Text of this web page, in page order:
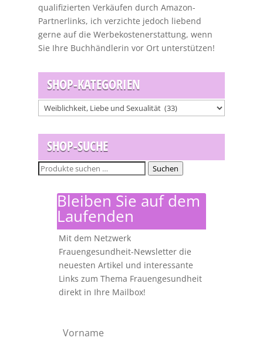
qualifizierten Verkäufen durch Amazon-
Partnerlinks, ich verzichte jedoch liebend
gerne auf die Werbekostenerstattung, wenn
Sie Ihre Buchhändlerin vor Ort unterstützen!
SHOP-KATEGORIEN
SHOP-SUCHE
Suchen
Suchen
Bleiben Sie auf dem
Laufenden
Mit dem Netzwerk
Frauengesundheit-Newsletter die
neuesten Artikel und interessante
Links zum Thema Frauengesundheit
direkt in Ihre Mailbox!